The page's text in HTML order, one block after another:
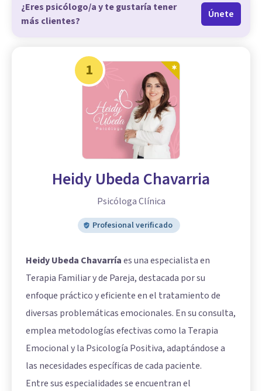
¿Eres psicólogo/a y te gustaría tener
más clientes?
Únete
1
Heidy Ubeda Chavarria
Psicóloga Clínica
Profesional verificado
Heidy Ubeda Chavarríaes una especialista en
Terapia Familiar y de Pareja, destacada por su
enfoque práctico y eficiente en el tratamiento de
diversas problemáticas emocionales. En su consulta,
emplea metodologías efectivas como la Terapia
Emocional y la Psicología Positiva, adaptándose a
las necesidades específicas de cada paciente.
Entre sus especialidades se encuentran el